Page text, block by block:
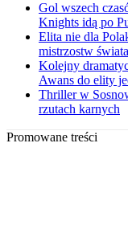
Gol wszech
Knights idą po
Elita nie dla
mistrzostw
Kolejny
Awans do elity
Thriller w
rzutach karnych
Promowane treści